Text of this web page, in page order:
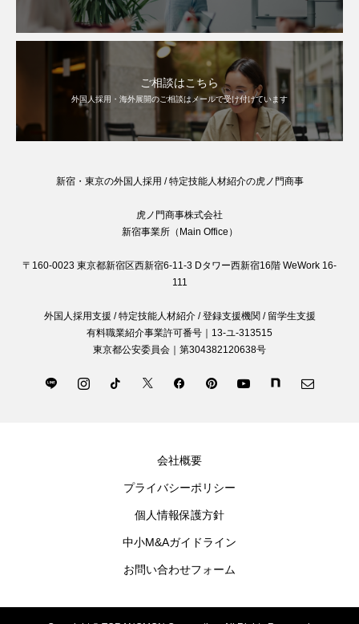
ご相談はこちら
外国人採用・海外展開のご相談はメールで受け付けています
新宿・東京の外国人採用 / 特定技能人材紹介の虎ノ門商事
虎ノ門商事株式会社
新宿事業所（Main Office）
〒160-0023 東京都新宿区西新宿6-11-3 Dタワー西新宿16階 WeWork 16-
111
外国人採用支援 / 特定技能人材紹介 / 登録支援機関 / 留学生支援
有料職業紹介事業許可番号｜13-ユ-313515
東京都公安委員会｜第304382120638号
会社概要
プライバシーポリシー
個人情報保護方針
中小M&Aガイドライン
お問い合わせフォーム